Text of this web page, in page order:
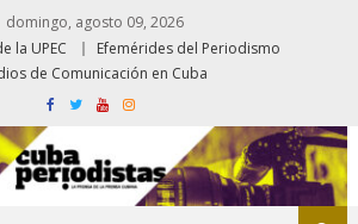
domingo, agosto 09, 2026
la UPEC
Efemérides del Periodismo
de Comunicación en Cuba